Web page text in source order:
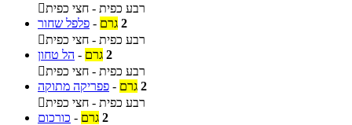
רבע כפית - חצי כפית
פלפל שחור - 2 גרם
רבע כפית - חצי כפית
הל טחון - 2 גרם
רבע כפית - חצי כפית
פפריקה מתוקה - 2 גרם
רבע כפית - חצי כפית
כורכום - 2 גרם